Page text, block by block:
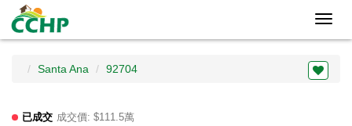
Santa Ana 92704
已成交 成交價: $111.5萬